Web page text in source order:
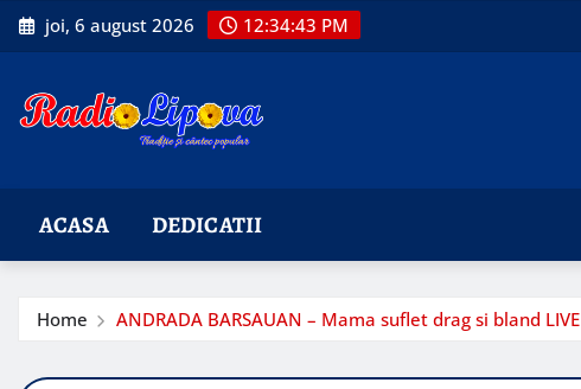
Skip
to
joi, 6 august 2026 12:34:44 PM
ACASA DEDICATII
Home ANDRADA BARSAUAN – Mama suflet drag si bland LIVE